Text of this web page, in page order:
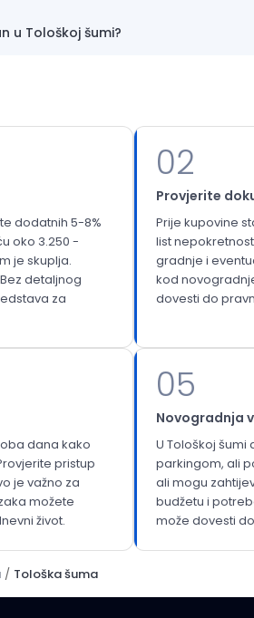
u Tološkoj šumi?
dodatnih 5-8%
oko 3.250 -
je skuplja.
detaljnog
za
02
Provjerite
Prije kupovine
list
gradnje i
kod
dovesti do
dana kako
pristup
je važno za
možete
život.
05
Novogradnja
U Tološkoj
parkingom, ali
ali mogu
budžetu i
može dovesti
/ Tološka šuma